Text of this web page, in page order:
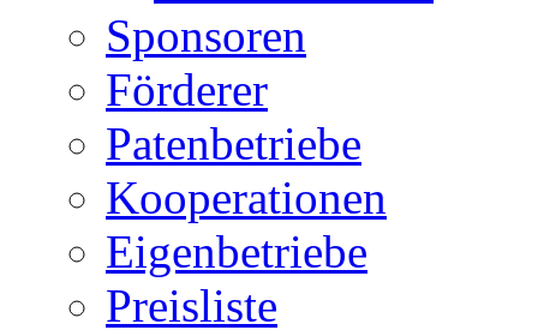
Sponsoren
Förderer
Patenbetriebe
Kooperationen
Eigenbetriebe
Preisliste